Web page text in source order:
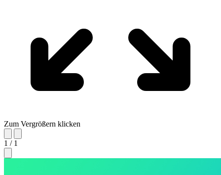
Zum Vergrößern klicken
1 / 1